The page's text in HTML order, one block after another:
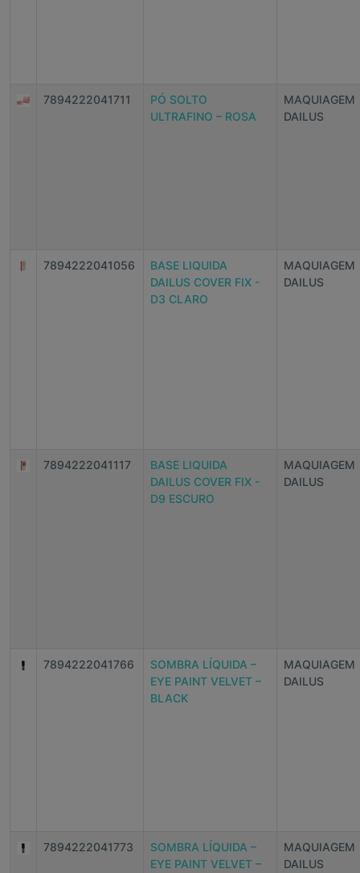
7894222041711
PÓ SOLTO
ULTRAFINO – ROSA
MAQUIAGEM
DAILUS
7894222041056
BASE LIQUIDA
DAILUS COVER FIX -
D3 CLARO
MAQUIAGEM
DAILUS
7894222041117
BASE LIQUIDA
DAILUS COVER FIX -
D9 ESCURO
MAQUIAGEM
DAILUS
7894222041766
SOMBRA LÍQUIDA –
EYE PAINT VELVET –
BLACK
MAQUIAGEM
DAILUS
7894222041773
SOMBRA LÍQUIDA –
EYE PAINT VELVET –
MAQUIAGEM
DAILUS